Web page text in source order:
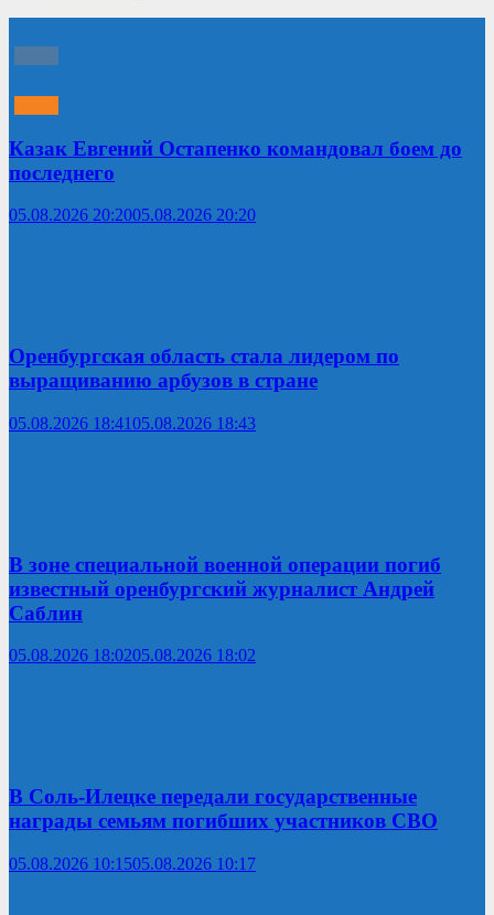
Казак Евгений Остапенко командовал боем до
последнего
05.08.2026 20:2005.08.2026 20:20
Оренбургская область стала лидером по
выращиванию арбузов в стране
05.08.2026 18:4105.08.2026 18:43
В зоне специальной военной операции погиб
известный оренбургский журналист Андрей
Саблин
05.08.2026 18:0205.08.2026 18:02
В Соль-Илецке передали государственные
награды семьям погибших участников СВО
05.08.2026 10:1505.08.2026 10:17